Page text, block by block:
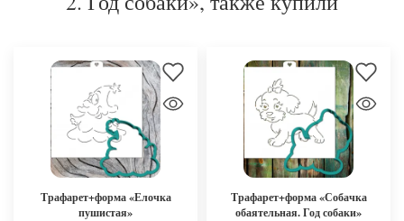
Трафарет+форма «Елочка
пушистая»
Трафарет+форма «Собачка
обаятельная. Год собаки»